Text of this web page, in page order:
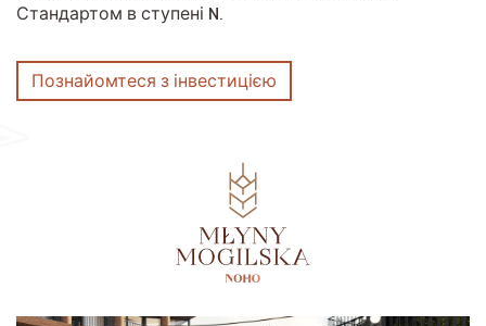
Стандартом в ступені N.
Познайомтеся з інвестицією